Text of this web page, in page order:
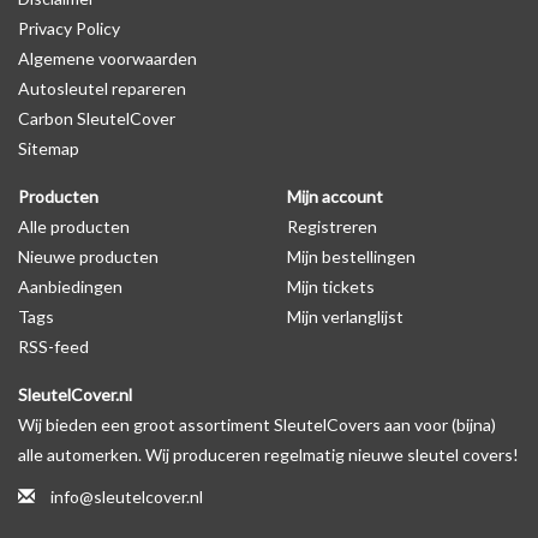
Levering
Voor 16:00 besteld = Dezelfde dag verzonden
Verzending naar België: 1/3 werkdagen
Merk: SleutelCover
Geschikt voor: Dacia
Gewicht: 20g
Materiaal: Siliconen
Geschikt voor o.a. de volgende modellen:
* Afhankelijk van het bouwjaar
* Controleer
altijd alsnog eerst uw model sleutel met het
Privacy Policy
Algemene voorwaarden
Autosleutel repareren
Carbon SleutelCover
Sitemap
Producten
Alle producten
Nieuwe producten
Aanbiedingen
Tags
RSS-feed
Mijn account
Registreren
Mijn bestellingen
Mijn tickets
Mijn verlanglijst
SleutelCover.nl
Wij bieden een groot assortiment SleutelCovers aan voor (bijna)
alle automerken. Wij produceren regelmatig nieuwe sleutel covers!
info@sleutelcover.nl